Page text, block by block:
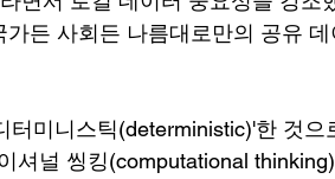
든 사회든 나름대로만의 공유
미니스틱(deterministic)'한 것으
셔널 씽킹(computational